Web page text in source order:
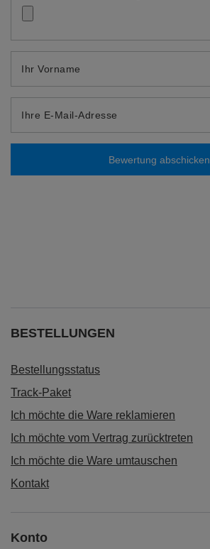
Ihr Vorname
Ihre E-Mail-Adresse
Bewertung abschicken
BESTELLUNGEN
Bestellungsstatus
Track-Paket
Ich möchte die Ware reklamieren
Ich möchte vom Vertrag zurücktreten
Ich möchte die Ware umtauschen
Kontakt
Konto